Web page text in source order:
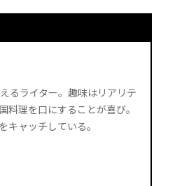
るライター。趣味はリアリテ
理を口にすることが喜び。
ャッチしている。